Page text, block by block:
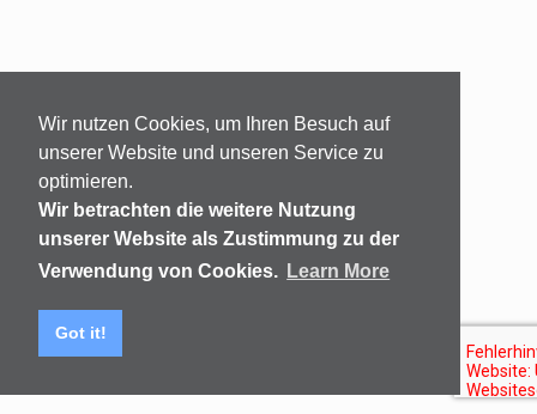
Wir nutzen Cookies, um Ihren Besuch auf
unserer Website und unseren Service zu
optimieren.
Wir betrachten die weitere Nutzung
unserer Website als Zustimmung zu der
Verwendung von Cookies. Learn More
Got it!